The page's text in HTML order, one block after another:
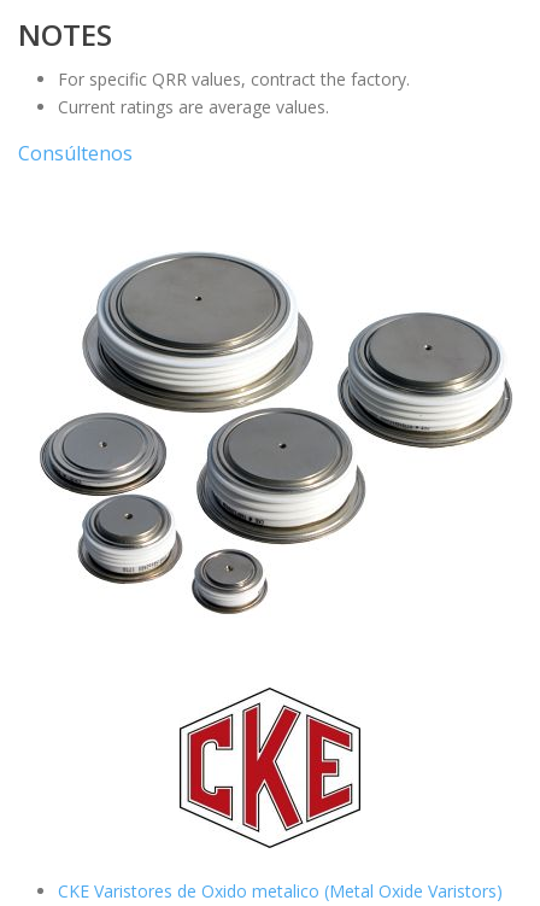
NOTES
For specific QRR values, contract the factory.
Current ratings are average values.
Consúltenos
CKE Varistores de Oxido metalico (Metal Oxide Varistors)